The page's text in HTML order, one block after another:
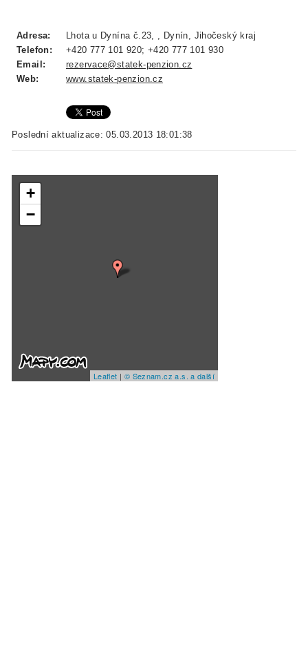
Adresa:
Lhota u Dynína č.23, , Dynín, Jihočeský kraj
Telefon:
+420 777 101 920; +420 777 101 930
Email:
rezervace@statek-penzion.cz
Web:
www.statek-penzion.cz
Poslední aktualizace: 05.03.2013 18:01:38
+
−
Leaflet | © Seznam.cz a.s. a další